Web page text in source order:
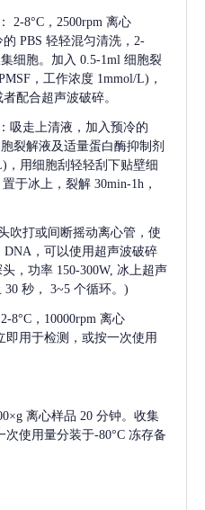
2-8°C，2500rpm 离心
PBS 轻轻混匀清洗，2-
细胞。加入 0.5-1ml 细胞裂
，工作浓度 1mmol/L)，
配合超声波破碎。
吸走上清液，加入预冷的
裂解液及适量蛋白酶抑制剂
，用细胞刮轻轻刮下贴壁细
于冰上，裂解 30min-1h，
吹打或间断摇动离心管，使
DNA，可以使用超声波破碎
，功率 150-300W, 冰上超声
秒， 3~5 个循环。)
2-8°C，10000rpm 离心
即用于检测，或按一次使用
离心样品 20 分钟。收集
次使用量分装于-80°C 冻存备